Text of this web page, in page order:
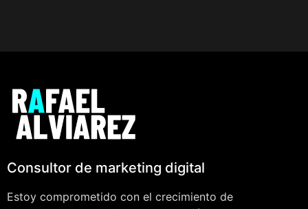
Consultor de marketing digital
Estoy comprometido con el crecimiento de